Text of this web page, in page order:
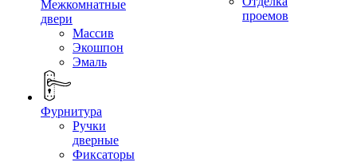
Межкомнатные
двери
Массив
Экошпон
Эмаль
Фурнитура
Ручки
дверные
Фиксаторы
проемов